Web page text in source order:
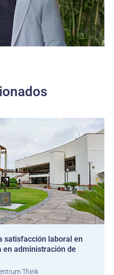
satisfacción laboral en
en administración de
Think